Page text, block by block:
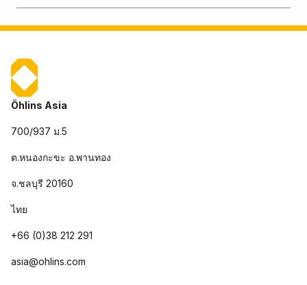
Öhlins Asia
700/937 ม.5
ต.หนองกะขะ อ.พานทอง
จ.ชลบุรี 20160
ไทย
+66 (0)38 212 291
asia@ohlins.com